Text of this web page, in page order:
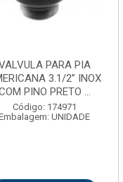
PARA PIA
3.1/2” INOX
PINO PRETO ...
Código: 174971
UNIDADE